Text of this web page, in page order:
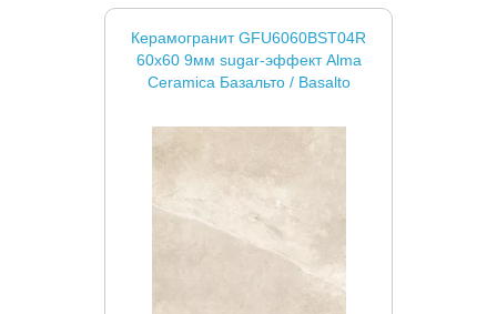
Керамогранит GFU6060BST04R
60x60 9мм sugar-эффект Alma
Ceramica Базальто / Basalto